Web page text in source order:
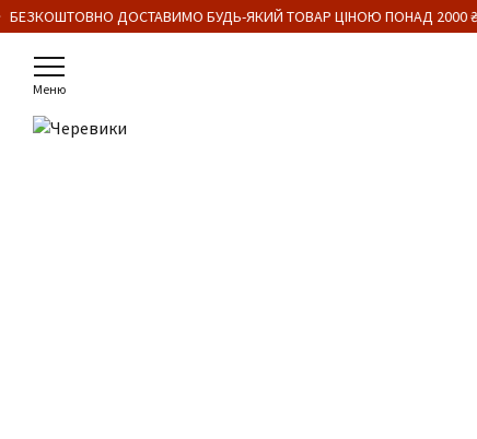
ДОСТАВИМО БУДЬ-ЯКИЙ ТОВАР ЦІНОЮ ПОНАД 2000 ₴
Меню